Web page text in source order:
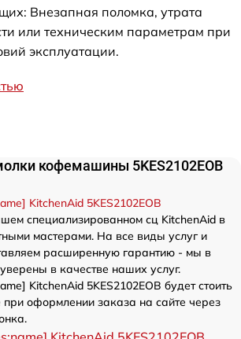
Внезапная поломка, утрата
или техническим параметрам при
эксплуатации.
кофемашины 5KES2102EOB
KitchenAid 5KES2102EOB
специализированном сц KitchenAid в
мастерами. На все виды услуг и
расширенную гарантию - мы в
в качестве наших услуг.
KitchenAid 5KES2102EOB будет стоить
оформлении заказа на сайте через